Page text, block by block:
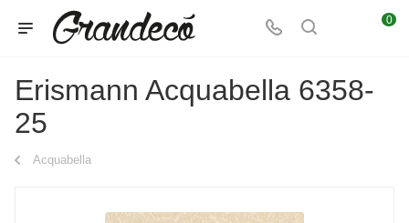
0
Erismann Acquabella 6358-
25
Acquabella